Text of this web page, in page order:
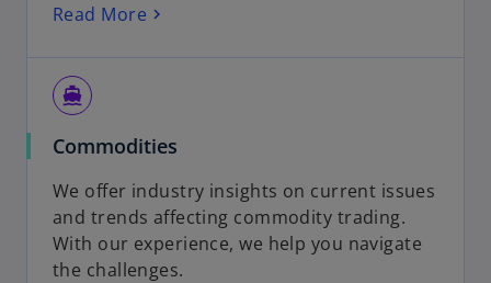
Read More
directions_boat
Commodities
We offer industry insights on current issues
and trends affecting commodity trading.
With our experience, we help you navigate
the challenges.